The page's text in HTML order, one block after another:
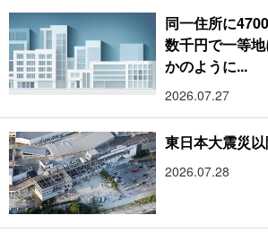
同一住所に
数千円で一等
かのように...
2026.07.27
東日本大震災
2026.07.28